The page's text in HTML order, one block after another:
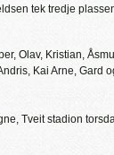
tek tredje
Olav, Kristian,
Kai Arne, Gard
Tveit stadion